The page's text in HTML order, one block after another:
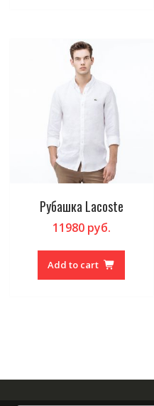
Рубашка Lacoste
11980руб.
Add to cart